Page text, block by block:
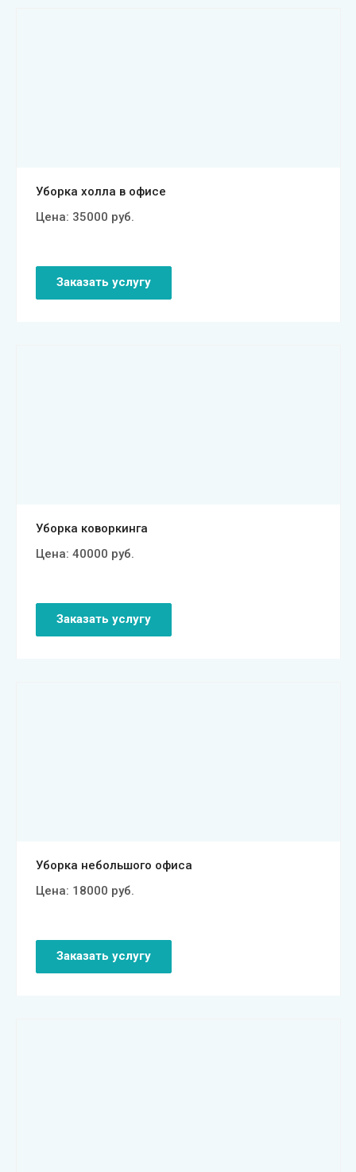
Уборка холла в офисе
Цена: 35000 руб.
Заказать услугу
Уборка коворкинга
Цена: 40000 руб.
Заказать услугу
Уборка небольшого офиса
Цена: 18000 руб.
Заказать услугу